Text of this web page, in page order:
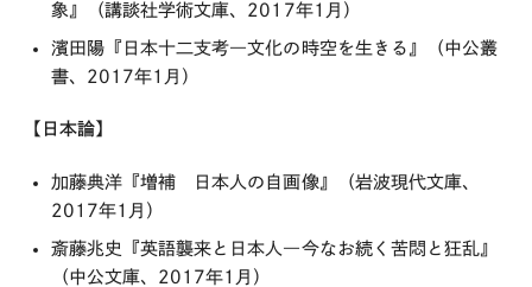
象』（講談社学術文庫、2017年1月）
濱田陽『日本十二支考―文化の時空を生きる』（中公叢
書、2017年1月）
【日本論】
加藤典洋『増補 日本人の自画像』（岩波現代文庫、
2017年1月）
斎藤兆史『英語襲来と日本人―今なお続く苦悶と狂乱』
（中公文庫、2017年1月）